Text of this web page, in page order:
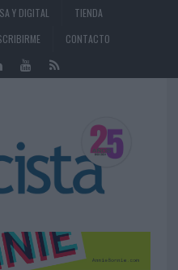
Y DIGITAL
TIENDA
CONTACTO